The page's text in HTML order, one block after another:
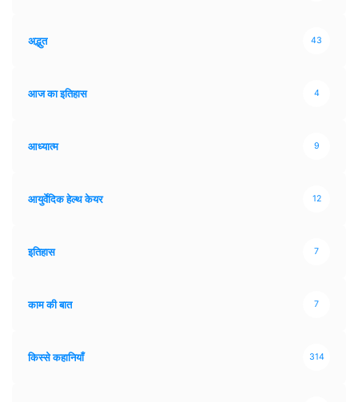
अद्भुत 43
आज का इतिहास 4
आध्यात्म 9
आयुर्वेदिक हेल्थ केयर 12
इतिहास 7
काम की बात 7
किस्से कहानियाँ 314